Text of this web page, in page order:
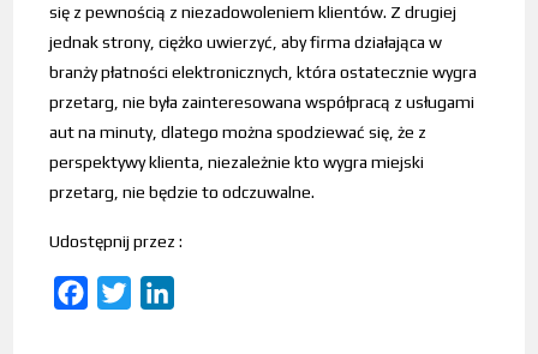
się z pewnością z niezadowoleniem klientów. Z drugiej
jednak strony, ciężko uwierzyć, aby firma działająca w
branży płatności elektronicznych, która ostatecznie wygra
przetarg, nie była zainteresowana współpracą z usługami
aut na minuty, dlatego można spodziewać się, że z
perspektywy klienta, niezależnie kto wygra miejski
przetarg, nie będzie to odczuwalne.
Udostępnij przez :